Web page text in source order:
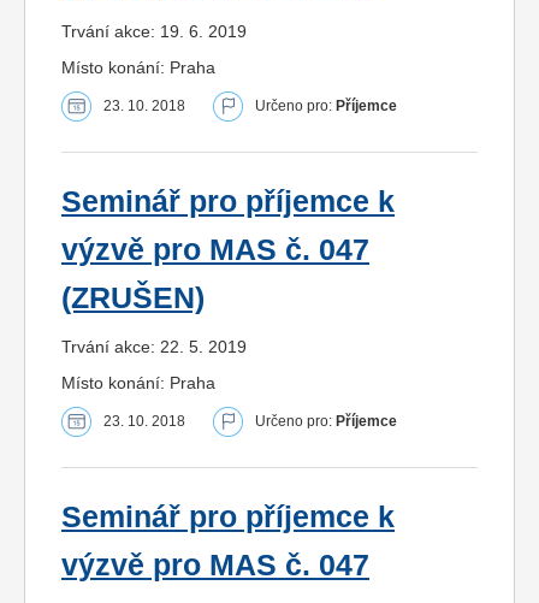
Trvání akce: 19. 6. 2019
Místo konání: Praha
23. 10. 2018 Určeno pro: Příjemce
Seminář pro příjemce k
výzvě pro MAS č. 047
(ZRUŠEN)
Trvání akce: 22. 5. 2019
Místo konání: Praha
23. 10. 2018 Určeno pro: Příjemce
Seminář pro příjemce k
výzvě pro MAS č. 047